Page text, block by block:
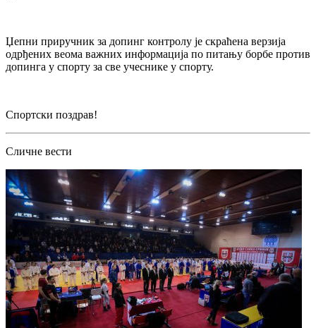
Џепни приручник за допинг контролу је скраћена верзија
одрђених веома важних информација по питању борбе против
допинга у спорту за све учеснике у спорту.
Спортски поздрав!
Сличне вести